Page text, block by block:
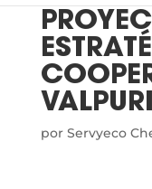
por Servyeco